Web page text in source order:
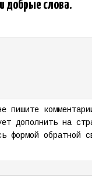
добрые слова.
пишите
дополнить на
формой обратной